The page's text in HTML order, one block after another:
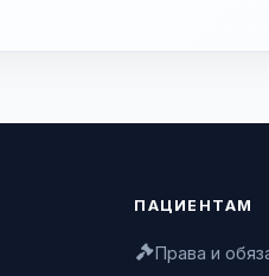
ПАЦИЕНТАМ
Права и